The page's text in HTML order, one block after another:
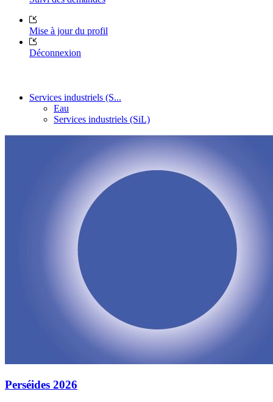
Mise à jour du profil
Déconnexion
Services industriels (S...
Eau
Services industriels (SiL)
Perséides 2026